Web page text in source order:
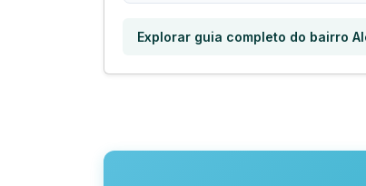
Explorar guia completo do bairro